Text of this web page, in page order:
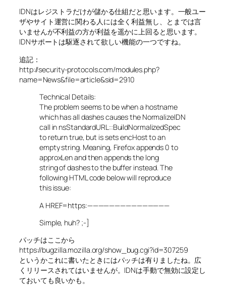
IDNはレジストラだけが儲かる仕組だと思います。一般ユー
ザやサイト運営に関わる人には全く利益無し、とまでは言
いませんが不利益の方が利益を遥かに上回ると思います。
IDNサポートは駆逐されて欲しい機能の一つですね。
追記：
http://security-protocols.com/modules.php?
name=News&file=article&sid=2910
Technical Details:
The problem seems to be when a hostname
which has all dashes causes the NormalizeIDN
call in nsStandardURL::BuildNormalizedSpec
to return true, but is sets encHost to an
empty string. Meaning, Firefox appends 0 to
approxLen and then appends the long
string of dashes to the buffer instead. The
following HTML code below will reproduce
this issue:
A HREF=https:———————————————
Simple, huh? ;-]
パッチはここから
https://bugzilla.mozilla.org/show_bug.cgi?id=307259
というかこれに書いたときにはパッチは有りましたね。広
くリリースされてはいませんが。IDNは手動で無効に設定し
ておいても良いかも。